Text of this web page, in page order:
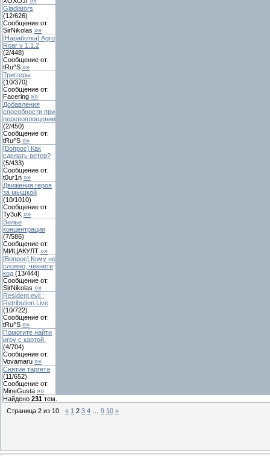
Gladiators
(12/626)
Сообщение от:
SirNikolas »»
[Наработка] Agro
Roar v 1.1.2
(2/448)
Сообщение от:
tRu^S »»
Триггеры
(10/370)
Сообщение от:
Facering »»
Добавления
способности при
перевоплощении
(2/450)
Сообщение от:
tRu^S »»
[Вопрос] Как
сделать ветер?
(5/433)
Сообщение от:
t0ur1n »»
Движения героя
за мышкой
(10/1010)
Сообщение от:
Ty3uK »»
Зелье
концентрации
(7/586)
Сообщение от:
МИЦАКУЛТ »»
[Вопрос] Кому не
сложно, чекните
код (13/444)
Сообщение от:
SirNikolas »»
Resident evil :
Retribution Live
(10/722)
Сообщение от:
tRu^S »»
Помогите найти
игру с картой.
(4/704)
Сообщение от:
Vovamaru »»
Снятие таргета
(11/652)
Сообщение от:
MineGusta »»
Найдено 231 тем.
Страница 2 из 10 « 1 2 3 4 9 10 »